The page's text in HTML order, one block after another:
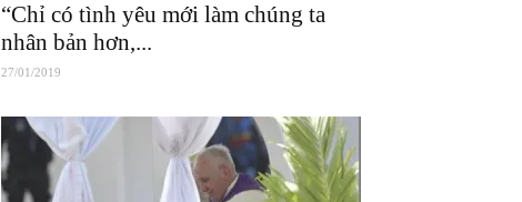
“Chỉ có tình yêu mới làm chúng ta
nhân bản hơn,...
27/01/2019